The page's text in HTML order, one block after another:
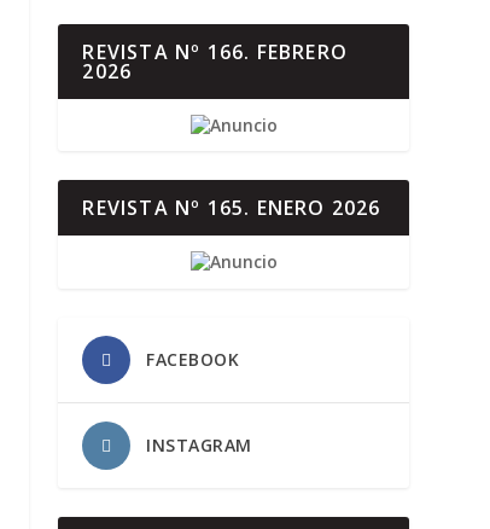
REVISTA Nº 166. FEBRERO
2026
REVISTA Nº 165. ENERO 2026
FACEBOOK
INSTAGRAM